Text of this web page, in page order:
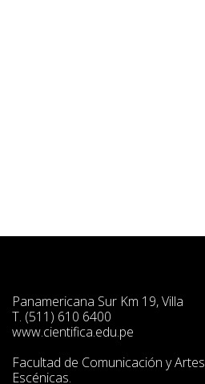
Panamericana Sur Km 19, Villa
T. (511) 610 6400
www.cientifica.edu.pe
Facultad de Comunicación y Artes
Escénicas.